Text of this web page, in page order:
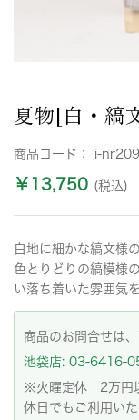
夏物[白・縞
商品コード： i-nr209
￥13,750 (税込)
白地に細かな縞文様
色とりどりの縞模様
い落ち着いた雰囲気
商品のお問合せは
池袋店: 03-6416-
※火曜定休 2万円
休日でもご利用い